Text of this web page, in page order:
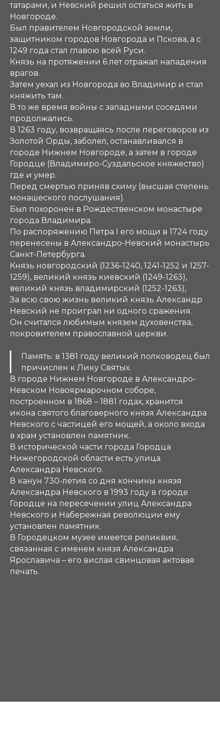
татарами, и Невский решил остаться жить в
Новгороде.
Был правителем Новгородской земли,
защитником городов Новгорода и Пскова, а с
1249 года стал главою всей Руси.
Князь на протяжении 6 лет отражал нападения
врагов.
Затем уехал из Новгорода во Владимир и стал
княжить там.
В то же время войны с западными соседями
продолжались.
В 1263 году, возвращаясь после переговоров из
Золотой Орды, заболел, останавливался в
городе Нижнем Новгороде, а затем в городе
Городце (Владимиро-Суздальское княжество)
где и умер.
Перед смертью приняв схиму (высшая степень
монашеского послушания).
Был похоронен в Рождественском монастыре
города Владимира.
По распоряжению Петра I его мощи в 1724 году
перенесены в Александро-Невский монастырь
Санкт-Петербурга.
Князь новгородский (1236-1240, 1241-1252 и 1257-
1259), великий князь киевский (1249-1263),
великий князь владимирский (1252-1263),
За всю свою жизнь великий князь Александр
Невский не проиграл ни одного сражения.
Он считался любимым князем духовенства,
покровителем православной церкви.
Память: в 1381 году великий полководец был
причислен к Лику Святых.
В городе Нижнем Новгороде в Александро-
Невском Новоярмарочном соборе,
построенном в 1868 – 1881 годах, хранится
икона святого благоверного князя Александра
Невского с частицей его мощей, а около входа
в храм установлен памятник.
В исторической части города Городца
Нижегородской области есть улица
Александра Невского.
В канун 730-летия со дня кончины князя
Александра Невского в 1993 году в городе
Городце на пересечении улиц Александра
Невского и Набережная революции ему
установлен памятник.
В Городецком музее имеется реликвия,
связанная с именем князя Александра
Ярославича – его вислая свинцовая актовая
печать.